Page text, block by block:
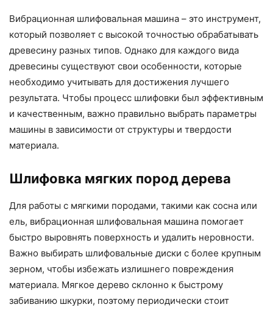
Вибрационная шлифовальная машина – это инструмент,
который позволяет с высокой точностью обрабатывать
древесину разных типов. Однако для каждого вида
древесины существуют свои особенности, которые
необходимо учитывать для достижения лучшего
результата. Чтобы процесс шлифовки был эффективным
и качественным, важно правильно выбрать параметры
машины в зависимости от структуры и твердости
материала.
Шлифовка мягких пород дерева
Для работы с мягкими породами, такими как сосна или
ель, вибрационная шлифовальная машина помогает
быстро выровнять поверхность и удалить неровности.
Важно выбирать шлифовальные диски с более крупным
зерном, чтобы избежать излишнего повреждения
материала. Мягкое дерево склонно к быстрому
забиванию шкурки, поэтому периодически стоит